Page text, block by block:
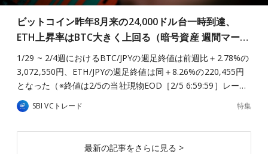
ビットコイン昨年8月来の24,000ドル台一時到達、
ETH上昇率はBTC大きく上回る（暗号資産 週間マー…
1/29 ~ 2/4週におけるBTC/JPYの週足終値は前週比＋2.78%の
3,072,550円、ETH/JPYの週足終値は同＋8.26%の220,455円
となった（※終値は2/5の当社現物EOD［2/5 6:59:59］レー…
SBI VCトレード 特集
最新の記事をさらに見る >